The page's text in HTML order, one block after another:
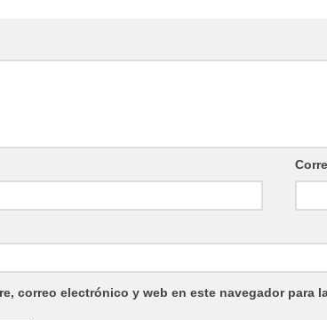
correo electrónico y web en este navegador para